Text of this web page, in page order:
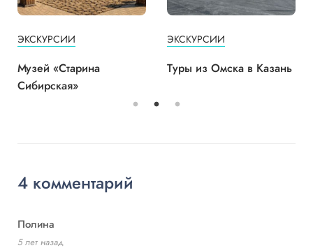
ЭКСКУРСИИ
Музей «Старина
Сибирская»
ЭКСКУРСИИ
Туры из Омска в Казань
4 комментарий
Полина
5 лет назад